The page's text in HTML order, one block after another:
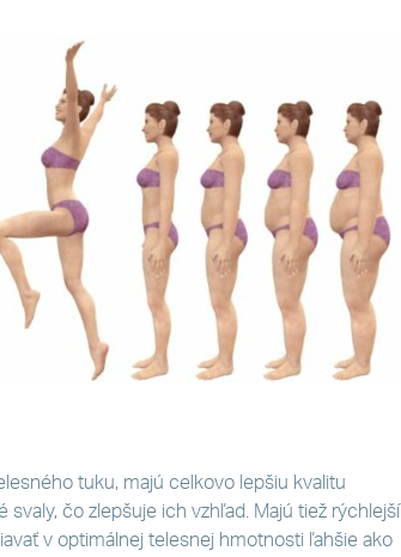
tuku, majú celkovo lepšiu kvalitu
svaly, čo zlepšuje ich vzhľad. Majú tiež rýchlejší
v optimálnej telesnej hmotnosti ľahšie ako